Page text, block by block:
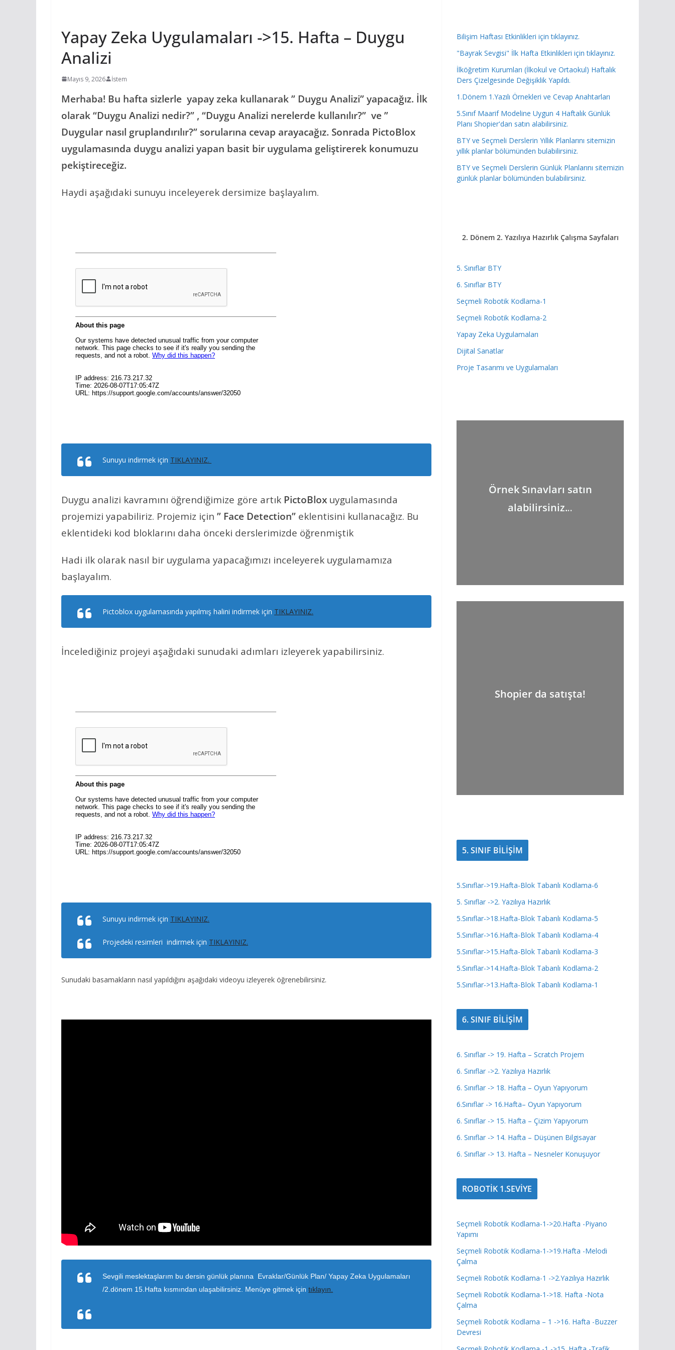
Yapay Zeka Uygulamaları ->15. Hafta – Duygu
Analizi
Mayıs 9, 2026 İstem
Merhaba! Bu hafta sizlerle yapay zeka kullanarak ” Duygu Analizi” yapacağız. İlk
olarak “Duygu Analizi nedir?” , “Duygu Analizi nerelerde kullanılır?” ve ”
Duygular nasıl gruplandırılır?” sorularına cevap arayacağız. Sonrada PictoBlox
uygulamasında duygu analizi yapan basit bir uygulama geliştirerek konumuzu
pekiştireceğiz.
Haydi aşağıdaki sunuyu inceleyerek dersimize başlayalım.
Sunuyu indirmek için TIKLAYINIZ.
Duygu analizi kavramını öğrendiğimize göre artık PictoBlox uygulamasında
projemizi yapabiliriz. Projemiz için ” Face Detection” eklentisini kullanacağız. Bu
eklentideki kod bloklarını daha önceki derslerimizde öğrenmiştik
Hadi ilk olarak nasıl bir uygulama yapacağımızı inceleyerek uygulamamıza
başlayalım.
Pictoblox uygulamasında yapılmış halini indirmek için TIKLAYINIZ.
İncelediğiniz projeyi aşağıdaki sunudaki adımları izleyerek yapabilirsiniz.
Sunuyu indirmek için TIKLAYINIZ.
Projedeki resimleri indirmek için TIKLAYINIZ.
Sunudaki basamakların nasıl yapıldığını aşağıdaki videoyu izleyerek öğrenebilirsiniz.
Sevgili meslektaşlarım bu dersin günlük planına Evraklar/Günlük Plan/ Yapay Zeka Uygulamaları
/2.dönem 15.Hafta kısmından ulaşabilirsiniz. Menüye gitmek için tıklayın.
Bilişim Haftası Etkinlikleri için tıklayınız.
"Bayrak Sevgisi" İlk Hafta Etkinlikleri için tıklayınız.
İlköğretim Kurumları (İlkokul ve Ortaokul) Haftalık
Ders Çizelgesinde Değişiklik Yapıldı.
1.Dönem 1.Yazılı Örnekleri ve Cevap Anahtarları
5.Sınıf Maarif Modeline Uygun 4 Haftalık Günlük
Planı Shopier'dan satın alabilirsiniz.
BTY ve Seçmeli Derslerin Yıllık Planlarını sitemizin
yıllık planlar bölümünden bulabilirsiniz.
BTY ve Seçmeli Derslerin Günlük Planlarını sitemizin
günlük planlar bölümünden bulabilirsiniz.
2. Dönem 2. Yazılıya Hazırlık Çalışma Sayfaları
5. Sınıflar BTY
6. Sınıflar BTY
Seçmeli Robotik Kodlama-1
Seçmeli Robotik Kodlama-2
Yapay Zeka Uygulamaları
Dijital Sanatlar
Proje Tasarımı ve Uygulamaları
Örnek Sınavları satın
alabilirsiniz...
Shopier da satışta!
5. SINIF BİLİŞİM
5.Sınıflar->19.Hafta-Blok Tabanlı Kodlama-6
5. Sınıflar ->2. Yazılıya Hazırlık
5.Sınıflar->18.Hafta-Blok Tabanlı Kodlama-5
5.Sınıflar->16.Hafta-Blok Tabanlı Kodlama-4
5.Sınıflar->15.Hafta-Blok Tabanlı Kodlama-3
5.Sınıflar->14.Hafta-Blok Tabanlı Kodlama-2
5.Sınıflar->13.Hafta-Blok Tabanlı Kodlama-1
6. SINIF BİLİŞİM
6. Sınıflar -> 19. Hafta – Scratch Projem
6. Sınıflar ->2. Yazılıya Hazırlık
6. Sınıflar -> 18. Hafta – Oyun Yapıyorum
6.Sınıflar -> 16.Hafta– Oyun Yapıyorum
6. Sınıflar -> 15. Hafta – Çizim Yapıyorum
6. Sınıflar -> 14. Hafta – Düşünen Bilgisayar
6. Sınıflar -> 13. Hafta – Nesneler Konuşuyor
ROBOTİK 1.SEVİYE
Seçmeli Robotik Kodlama-1->20.Hafta -Piyano
Yapımı
Seçmeli Robotik Kodlama-1->19.Hafta -Melodi
Çalma
Seçmeli Robotik Kodlama-1 ->2.Yazılıya Hazırlık
Seçmeli Robotik Kodlama-1->18. Hafta -Nota
Çalma
Seçmeli Robotik Kodlama – 1 ->16. Hafta -Buzzer
Devresi